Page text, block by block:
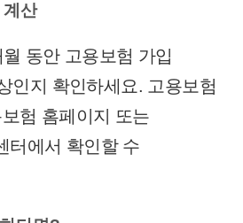
계산
동안 고용보험 가입
인지 확인하세요. 고용보험
험 홈페이지 또는
터에서 확인할 수